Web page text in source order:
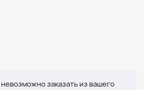
заказать из вашего